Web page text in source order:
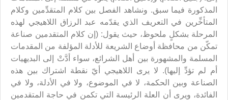
المذكورة فيما سبق. ونشاهد الفصل بين كلام المتقدِّمين وكلام
المتأخِّرين في التعريف الذي يقدّمه عبد الرزاق اللاهيجي لهذه
المرحلة بشكلٍ ملحوظ، حيث يقول: (إن كلام المتقدمين صناعة
تمكّن من محافظة أوضاع الشريعة للأدلة المؤلفة من المقدمات
المسلمة والمشهورة بين أهل الشرائع، سواء أدَّتْ إلى البديهيات
أم لم تؤدِّ إليها). لا يرى اللاهيجي أيّ نقطة اشتراك بين هذه
الصناعة وبين الحكمة، لا في الموضوع، ولا في الأدلة، ولا في
الفائدة، ويرى أن العلة الرئيسة التي تكمن في حاجة المتقدمين